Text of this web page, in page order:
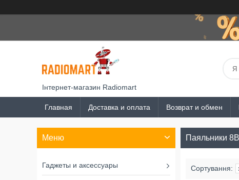
Інтернет-магазин Radiomart
Главная Доставка и оплата Возврат и обмен
Паяльники
Гаджеты и аксессуары